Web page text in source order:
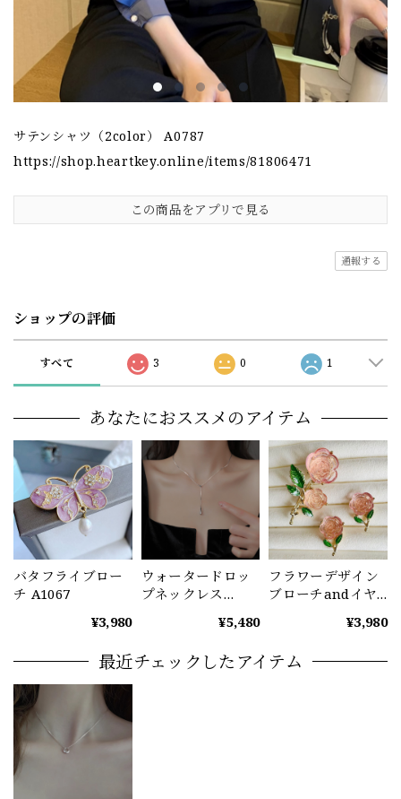
サテンシャツ（2color） A0787
https://shop.heartkey.online/items/81806471
この商品をアプリで見る
通報する
ショップの評価
すべて 3 0 1
あなたにおススメのアイテム
バタフライブロー
チ A1067
¥3,980
ウォータードロッ
プネックレス
¥5,480
フラワーデザイン
ブローチandイヤ
¥3,980
最近チェックしたアイテム